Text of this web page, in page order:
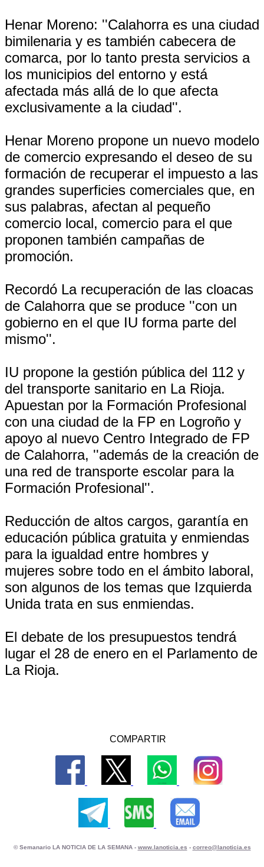
Henar Moreno: ''Calahorra es una ciudad
bimilenaria y es también cabecera de
comarca, por lo tanto presta servicios a
los municipios del entorno y está
afectada más allá de lo que afecta
exclusivamente a la ciudad''.
Henar Moreno propone un nuevo modelo
de comercio expresando el deseo de su
formación de recuperar el impuesto a las
grandes superficies comerciales que, en
sus palabras, afectan al pequeño
comercio local, comercio para el que
proponen también campañas de
promoción.
Recordó La recuperación de las cloacas
de Calahorra que se produce ''con un
gobierno en el que IU forma parte del
mismo''.
IU propone la gestión pública del 112 y
del transporte sanitario en La Rioja.
Apuestan por la Formación Profesional
con una ciudad de la FP en Logroño y
apoyo al nuevo Centro Integrado de FP
de Calahorra, ''además de la creación de
una red de transporte escolar para la
Formación Profesional''.
Reducción de altos cargos, garantía en
educación pública gratuita y enmiendas
para la igualdad entre hombres y
mujeres sobre todo en el ámbito laboral,
son algunos de los temas que Izquierda
Unida trata en sus enmiendas.
El debate de los presupuestos tendrá
lugar el 28 de enero en el Parlamento de
La Rioja.
COMPARTIR
© Semanario LA NOTICIA DE LA SEMANA - www.lanoticia.es - correo@lanoticia.es